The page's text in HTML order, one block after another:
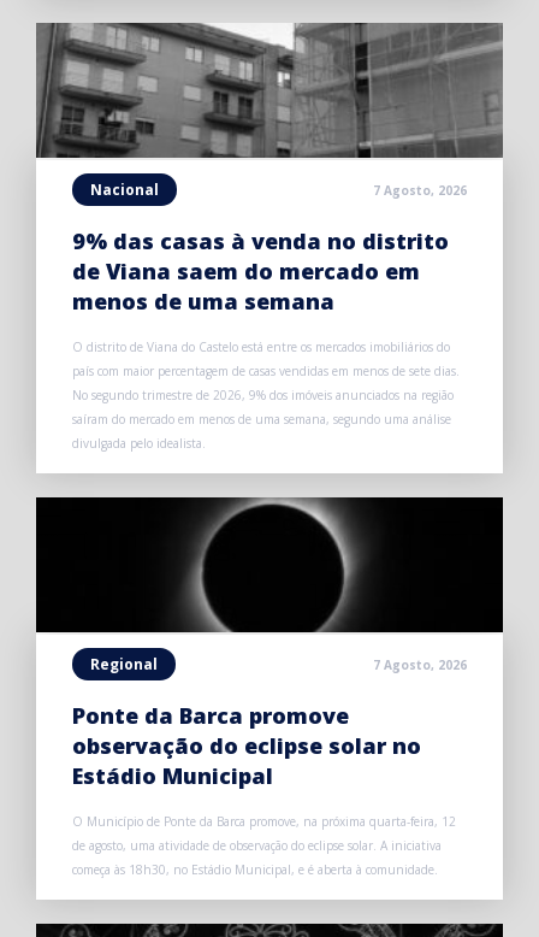
Nacional 7 Agosto, 2026
9% das casas à venda no distrito
de Viana saem do mercado em
menos de uma semana
O distrito de Viana do Castelo está entre os mercados imobiliários do
país com maior percentagem de casas vendidas em menos de sete dias.
No segundo trimestre de 2026, 9% dos imóveis anunciados na região
saíram do mercado em menos de uma semana, segundo uma análise
divulgada pelo idealista.
Regional 7 Agosto, 2026
Ponte da Barca promove
observação do eclipse solar no
Estádio Municipal
O Município de Ponte da Barca promove, na próxima quarta-feira, 12
de agosto, uma atividade de observação do eclipse solar. A iniciativa
começa às 18h30, no Estádio Municipal, e é aberta à comunidade.